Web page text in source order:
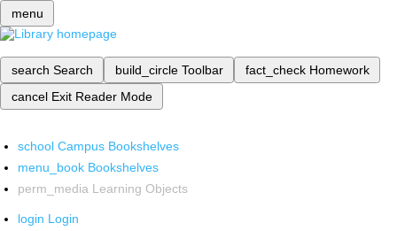
menu
search Search build_circle Toolbar fact_check Homework
cancel Exit Reader Mode
school Campus Bookshelves
menu_book Bookshelves
perm_media Learning Objects
login Login